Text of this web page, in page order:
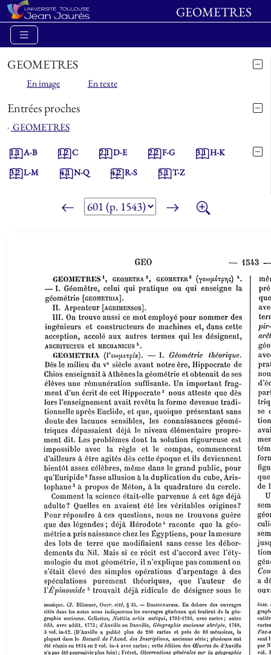
GEOMETRES
GEOMETRES
En image En texte
Entrées proches
⋅ GEOMETRES
1.1A-B 1.2C 2.1D-E 2.2F-G 3.1H-K
3.2L-M 4.1N-Q 4.2R-S 5.1T-Z